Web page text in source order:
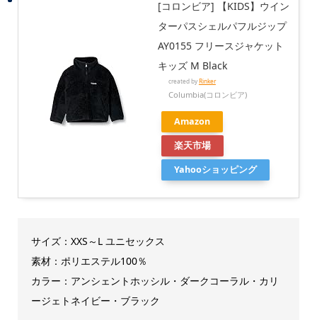
[コロンビア] 【KIDS】ウイン
ターパスシェルパフルジップ
AY0155 フリースジャケット
キッズ M Black
created byRinker
Columbia(コロンビア)
Amazon
楽天市場
Yahooショッピング
サイズ：XXS～L ユニセックス
素材：ポリエステル100％
カラー：アンシェントホッシル・ダークコーラル・カリ
ージェトネイビー・ブラック